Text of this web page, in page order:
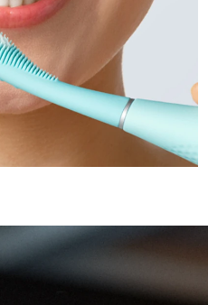
預計送達日期 8/10/26
預計送達日期
預計送達日期8/10/26
預計送達日期8/14/26